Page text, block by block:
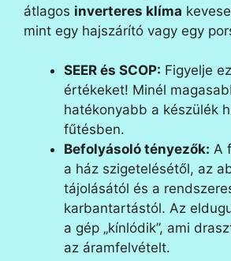
átlagos inverteres klíma
mint egy hajszárító vagy egy
SEER és SCOP: Figyelje
értékeket! Minél
hatékonyabb a készülék
fűtésben.
Befolyásoló tényezők: A
a ház szigetelésétől, az
tájolásától és a
karbantartástól. Az
a gép „kínlódik”, ami
az áramfelvételt.